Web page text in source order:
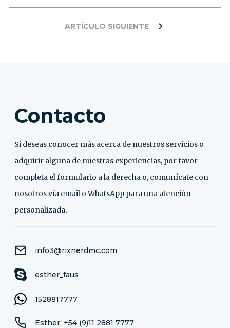
ARTÍCULO SIGUIENTE
Contacto
Si deseas conocer más acerca de nuestros servicios o
adquirir alguna de nuestras experiencias, por favor
completa el formulario a la derecha o, comunícate con
nosotros vía email o WhatsApp para una atención
personalizada.
info3@rixnerdmc.com
esther_faus
1528817777
Esther: +54 (9)11 2881 7777